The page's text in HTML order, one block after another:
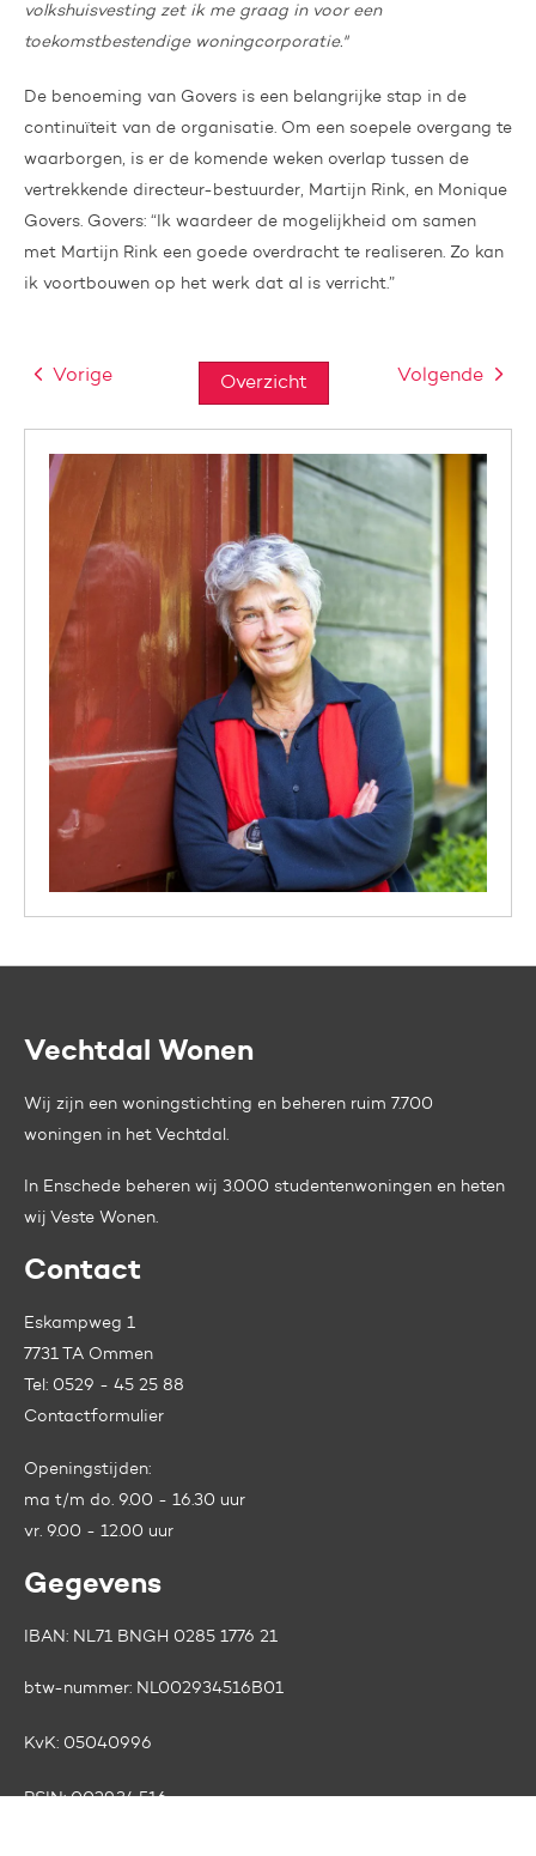
volkshuisvesting zet ik me graag in voor een
toekomstbestendige woningcorporatie."
De benoeming van Govers is een belangrijke stap in de
continuïteit van de organisatie. Om een soepele overgang te
waarborgen, is er de komende weken overlap tussen de
vertrekkende directeur-bestuurder, Martijn Rink, en Monique
Govers. Govers: “Ik waardeer de mogelijkheid om samen
met Martijn Rink een goede overdracht te realiseren. Zo kan
ik voortbouwen op het werk dat al is verricht.”
Volgende
Overzicht
Vorige
Contactinformatie
Vechtdal Wonen
Wij zijn een woningstichting en beheren ruim 7.700
woningen in het Vechtdal.
In Enschede beheren wij 3.000 studentenwoningen en heten
wij Veste Wonen.
Contact
Eskampweg 1
7731 TA Ommen
Tel: 0529 - 45 25 88
Contactformulier
Openingstijden:
ma t/m do. 9.00 - 16.30 uur
vr. 9.00 - 12.00 uur
Gegevens
IBAN: NL71 BNGH 0285 1776 21
btw-nummer: NL002934516B01
KvK: 05040996
RSIN: 0029.34.516